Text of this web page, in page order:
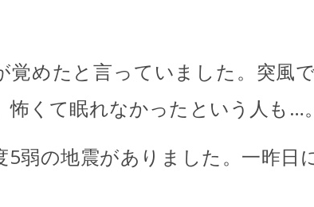
覚めたと言っていました。突風
怖くて眠れなかったという人も…
5弱の地震がありました。一昨日